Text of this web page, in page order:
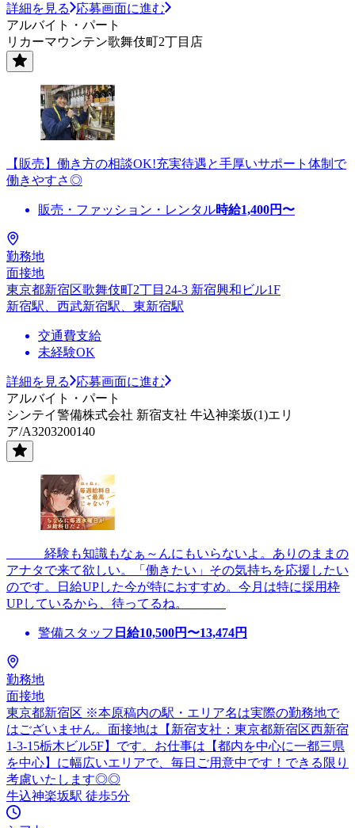
詳細を見る
応募画面に進む
アルバイト・パート
リカーマウンテン歌舞伎町2丁目店
【販売】働き方の相談OK!充実待遇と手厚いサポート体制で
働きやすさ◎
販売・ファッション・レンタル時給1,400円〜
勤務地
面接地
東京都新宿区歌舞伎町2丁目24-3 新宿興和ビル1F
新宿駅、西武新宿駅、東新宿駅
交通費支給
未経験OK
詳細を見る
応募画面に進む
アルバイト・パート
シンテイ警備株式会社 新宿支社 牛込神楽坂(1)エリ
ア/A3203200140
＿＿＿経験も知識もなぁ～んにもいらないよ。ありのままの
アナタで来て欲しい。「働きたい」その気持ちを応援したい
のです。日給UPした今が特におすすめ。今月は特に採用枠
UPしているから、待ってるね。＿＿＿
警備スタッフ 日給10,500円〜13,474円
勤務地
面接地
東京都新宿区 ※本原稿内の駅・エリア名は実際の勤務地で
はございません。面接地は【新宿支社：東京都新宿区西新宿
1-3-15栃木ビル5F】です。お仕事は【都内を中心に一都三県
を中心】に幅広いエリアで、毎日ご用意中です！できる限り
考慮いたします◎◎
牛込神楽坂駅 徒歩5分